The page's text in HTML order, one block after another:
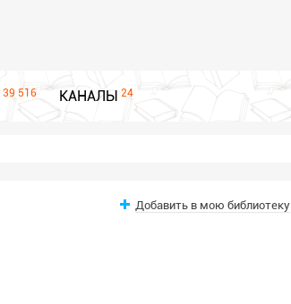
39 516 КАНАЛЫ 24
Добавить в мою библиотеку